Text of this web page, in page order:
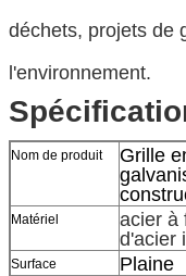
déchets, projets de
l'environnement.
Nom de produit
Grille
Matériel
acier à
d'acier
Surface Plaine